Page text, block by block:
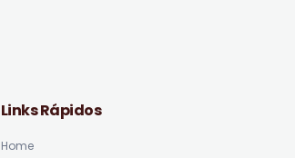
Links Rápidos
Home